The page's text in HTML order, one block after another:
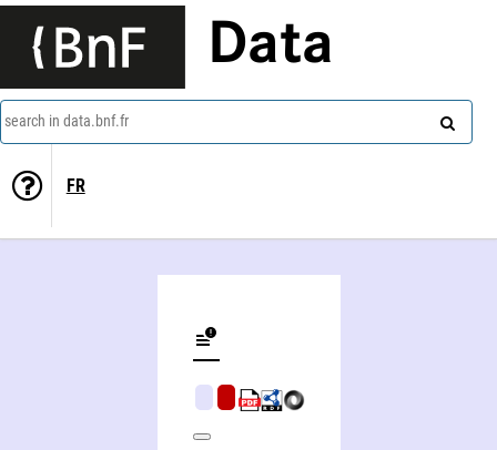
Data
search in data.bnf.fr
FR